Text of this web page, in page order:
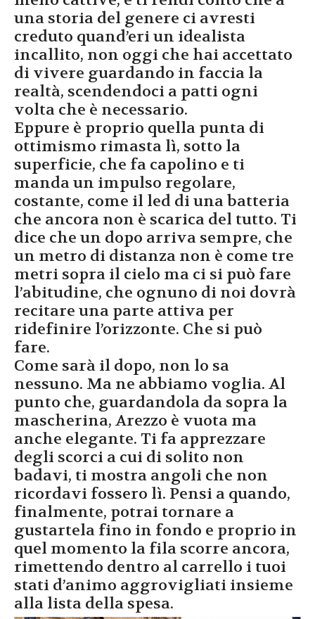
una storia del genere ci avresti
creduto quand’eri un idealista
incallito, non oggi che hai accettato
di vivere guardando in faccia la
realtà, scendendoci a patti ogni
volta che è necessario.
Eppure è proprio quella punta di
ottimismo rimasta lì, sotto la
superficie, che fa capolino e ti
manda un impulso regolare,
costante, come il led di una batteria
che ancora non è scarica del tutto. Ti
dice che un dopo arriva sempre, che
un metro di distanza non è come tre
metri sopra il cielo ma ci si può fare
l’abitudine, che ognuno di noi dovrà
recitare una parte attiva per
ridefinire l’orizzonte. Che si può
fare.
Come sarà il dopo, non lo sa
nessuno. Ma ne abbiamo voglia. Al
punto che, guardandola da sopra la
mascherina, Arezzo è vuota ma
anche elegante. Ti fa apprezzare
degli scorci a cui di solito non
badavi, ti mostra angoli che non
ricordavi fossero lì. Pensi a quando,
finalmente, potrai tornare a
gustartela fino in fondo e proprio in
quel momento la fila scorre ancora,
rimettendo dentro al carrello i tuoi
stati d’animo aggrovigliati insieme
alla lista della spesa.